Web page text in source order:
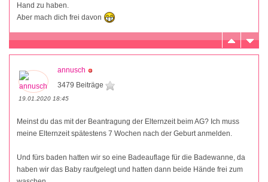
Hand zu haben.
Aber mach dich frei davon
annusch
3479 Beiträge
19.01.2020 18:45
Meinst du das mit der Beantragung der Elternzeit beim AG? Ich muss
meine Elternzeit spätestens 7 Wochen nach der Geburt anmelden.
Und fürs baden hatten wir so eine Badeauflage für die Badewanne, da
haben wir das Baby raufgelegt und hatten dann beide Hände frei zum